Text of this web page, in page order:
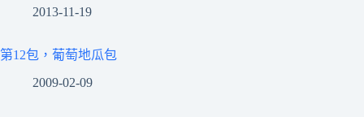
2013-11-19
第12包，葡萄地瓜包
2009-02-09